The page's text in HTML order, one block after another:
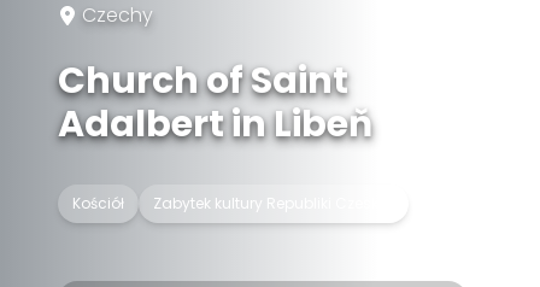
Czechy
Church of Saint
Adalbert in Libeň
Kościół Zabytek kultury Republiki Czeskiej